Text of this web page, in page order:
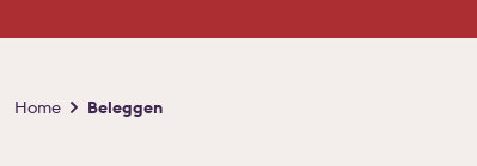
Kruimelpad
Home Beleggen